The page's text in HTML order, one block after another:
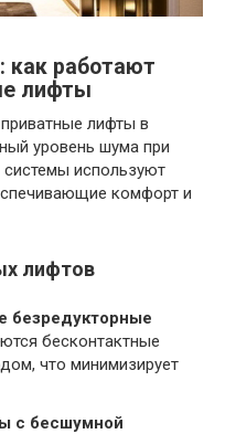
работают
лифты
лифты в
уровень шума при
используют
комфорт и
лифтов
безредукторные
бесконтактные
что минимизирует
с бесшумной